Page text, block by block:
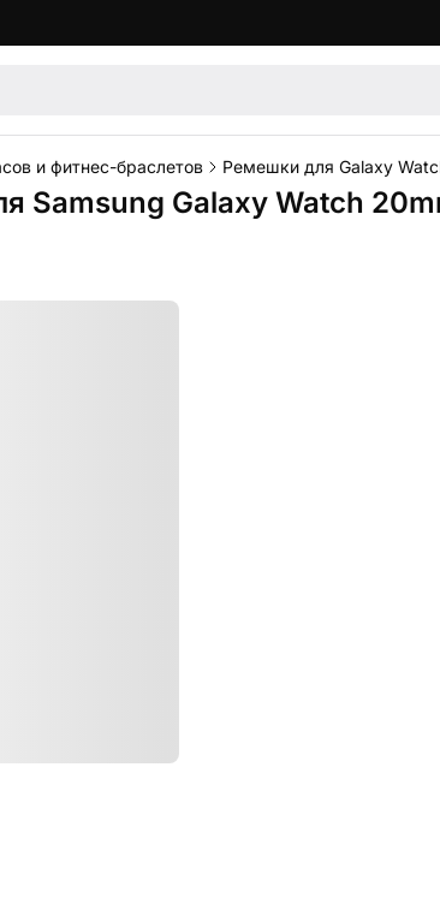
и фитнес-браслетов Ремешки для Galaxy
Samsung Galaxy Watch